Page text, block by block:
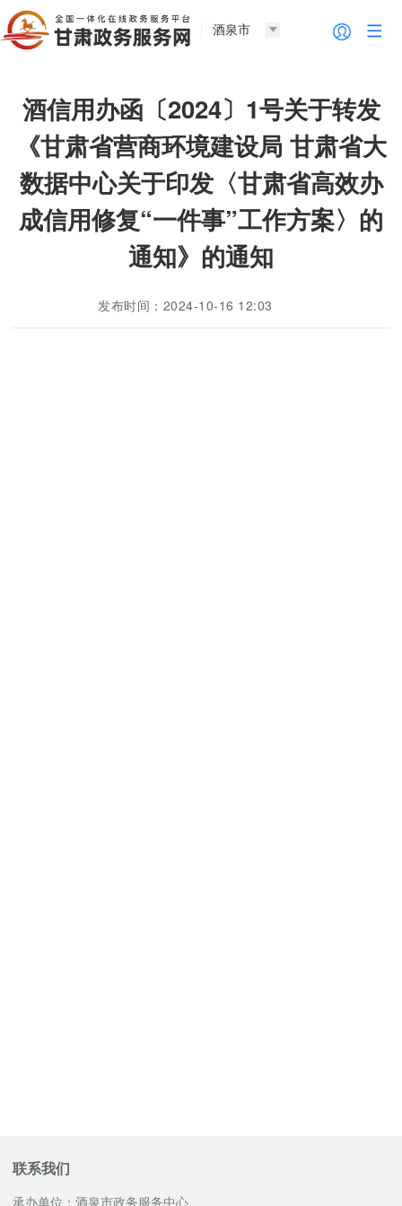
酒泉市
酒信用办函〔2024〕1号关于转发
《甘肃省营商环境建设局 甘肃省大
数据中心关于印发〈甘肃省高效办
成信用修复“一件事”工作方案〉的
通知》的通知
发布时间：2024-10-16 12:03
联系我们
承办单位：酒泉市政务服务中心